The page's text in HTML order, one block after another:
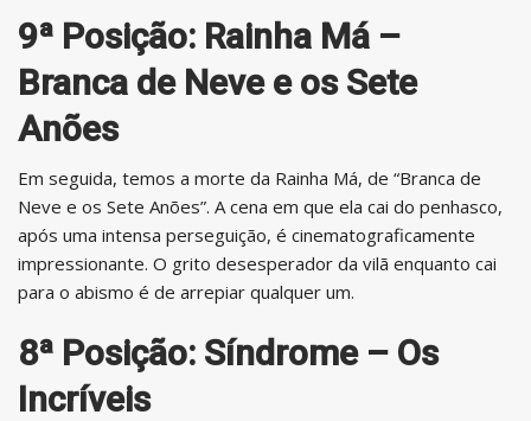
9ª Posição: Rainha Má –
Branca de Neve e os Sete
Anões
Em seguida, temos a morte da Rainha Má, de “Branca de
Neve e os Sete Anões”. A cena em que ela cai do penhasco,
após uma intensa perseguição, é cinematograficamente
impressionante. O grito desesperador da vilã enquanto cai
para o abismo é de arrepiar qualquer um.
8ª Posição: Síndrome – Os
Incríveis